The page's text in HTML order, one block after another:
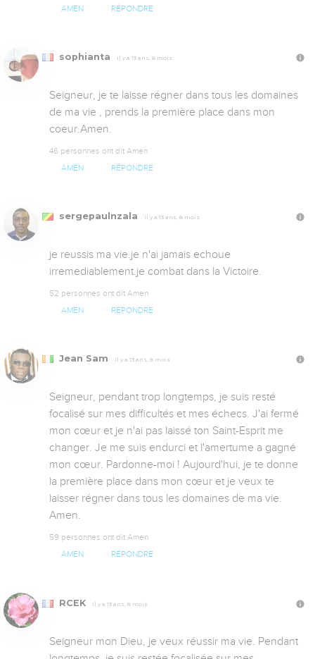
AMEN RÉPONDRE
sophianta Il y a 13 ans, 8 mois
Seigneur, je te laisse régner dans tous les domaines
de ma vie , prends la première place dans mon
coeur.Amen.
46 personnes ont dit Amen
AMEN RÉPONDRE
sergepaulnzala Il y a 13 ans, 8 mois
je reussis ma vie.je n'ai jamais echoue
irremediablement.je combat dans la Victoire.
52 personnes ont dit Amen
AMEN RÉPONDRE
Jean Sam Il y a 13 ans, 8 mois
Seigneur, pendant trop longtemps, je suis resté
focalisé sur mes difficultés et mes échecs. J'ai fermé
mon cœur et je n'ai pas laissé ton Saint-Esprit me
changer. Je me suis endurci et l'amertume a gagné
mon cœur. Pardonne-moi ! Aujourd'hui, je te donne
la première place dans mon cœur et je veux te
laisser régner dans tous les domaines de ma vie.
Amen.
59 personnes ont dit Amen
AMEN RÉPONDRE
RCEK Il y a 13 ans, 8 mois
Seigneur mon Dieu, je veux réussir ma vie. Pendant